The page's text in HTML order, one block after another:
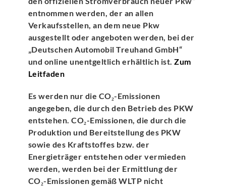
entnommen werden, der an allen
Verkaufsstellen, an dem neue Pkw
ausgestellt oder angeboten werden, bei der
„Deutschen Automobil Treuhand GmbH“
und online unentgeltlich erhältlich ist.Zum
Leitfaden
Es werden nur die CO₂-Emissionen
angegeben, die durch den Betrieb des PKW
entstehen. CO₂-Emissionen, die durch die
Produktion und Bereitstellung des PKW
sowie des Kraftstoffes bzw. der
Energieträger entstehen oder vermieden
werden, werden bei der Ermittlung der
CO₂-Emissionen gemäß WLTP nicht